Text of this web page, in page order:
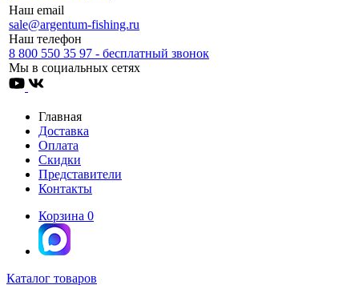
Наш email
sale@argentum-fishing.ru
Наш телефон
8 800 550 35 97 - бесплатный звонок
Мы в социальных сетях
Главная
Доставка
Оплата
Скидки
Представители
Контакты
Корзина 0
Каталог товаров